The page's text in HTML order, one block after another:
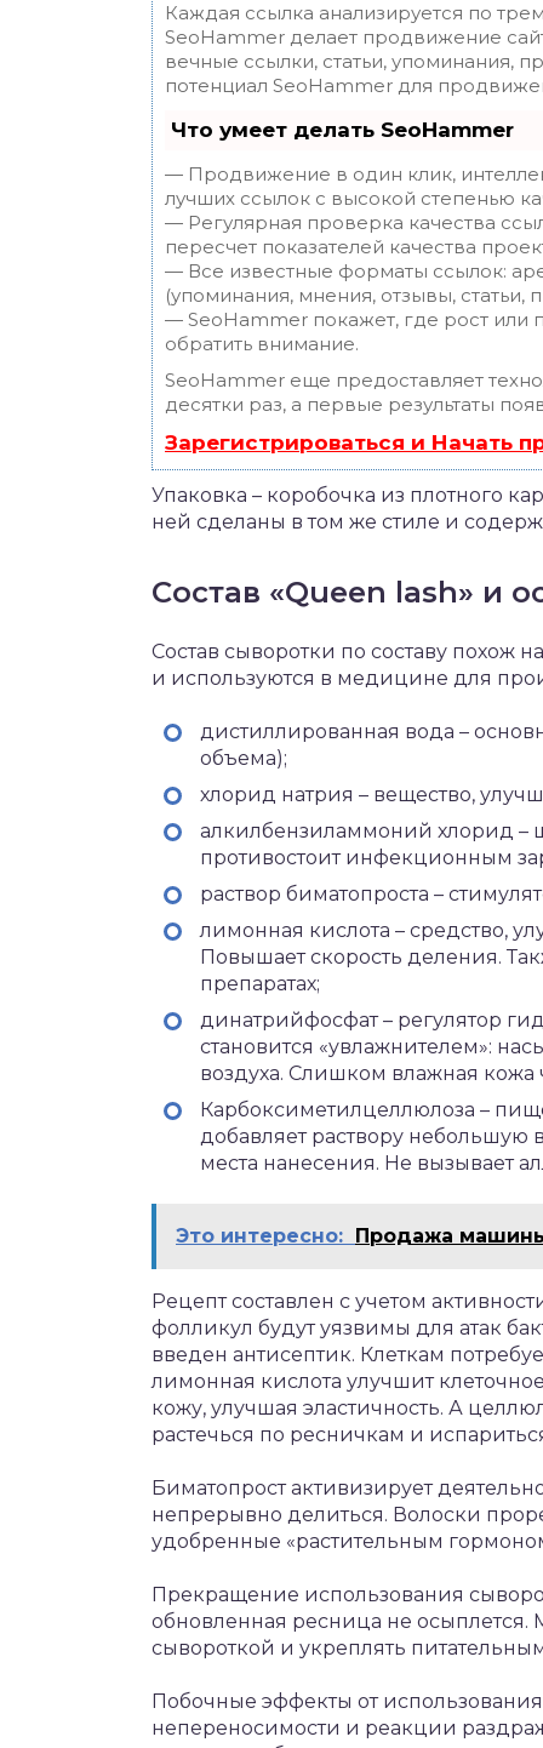
Каждая ссылка анализируется по
SeoHammer делает продвижение
вечные ссылки, статьи, упоминания,
потенциал SeoHammer для
Что умеет делать SeoHammer
— Продвижение в один клик,
лучших ссылок с высокой степенью
— Регулярная проверка качества
пересчет показателей качества
— Все известные форматы ссылок:
(упоминания, мнения, отзывы, статьи,
— SeoHammer покажет, где рост или
обратить внимание.
SeoHammer еще предоставляет
десятки раз, а первые результаты
Зарегистрироваться и Начать
Упаковка – коробочка из плотного
ней сделаны в том же стиле и
Состав «Queen lash» и
Состав сыворотки по составу похож
и используются в медицине для
дистиллированная вода –
объема);
хлорид натрия – вещество,
алкилбензиламмоний хлорид –
противостоит инфекционным
раствор биматопроста –
лимонная кислота – средство,
Повышает скорость деления.
препаратах;
динатрийфосфат – регулятор
становится «увлажнителем»:
воздуха. Слишком влажная кожа
Карбоксиметилцеллюлоза –
добавляет раствору небольшую
места нанесения. Не вызывает
Это интересно: Продажа
Рецепт составлен с учетом
фолликул будут уязвимы для атак
введен антисептик. Клеткам
лимонная кислота улучшит
кожу, улучшая эластичность. А
растечься по ресничкам и
Биматопрост активизирует
непрерывно делиться. Волоски
удобренные «растительным
Прекращение использования
обновленная ресница не
сывороткой и укреплять
Побочные эффекты от
непереносимости и реакции